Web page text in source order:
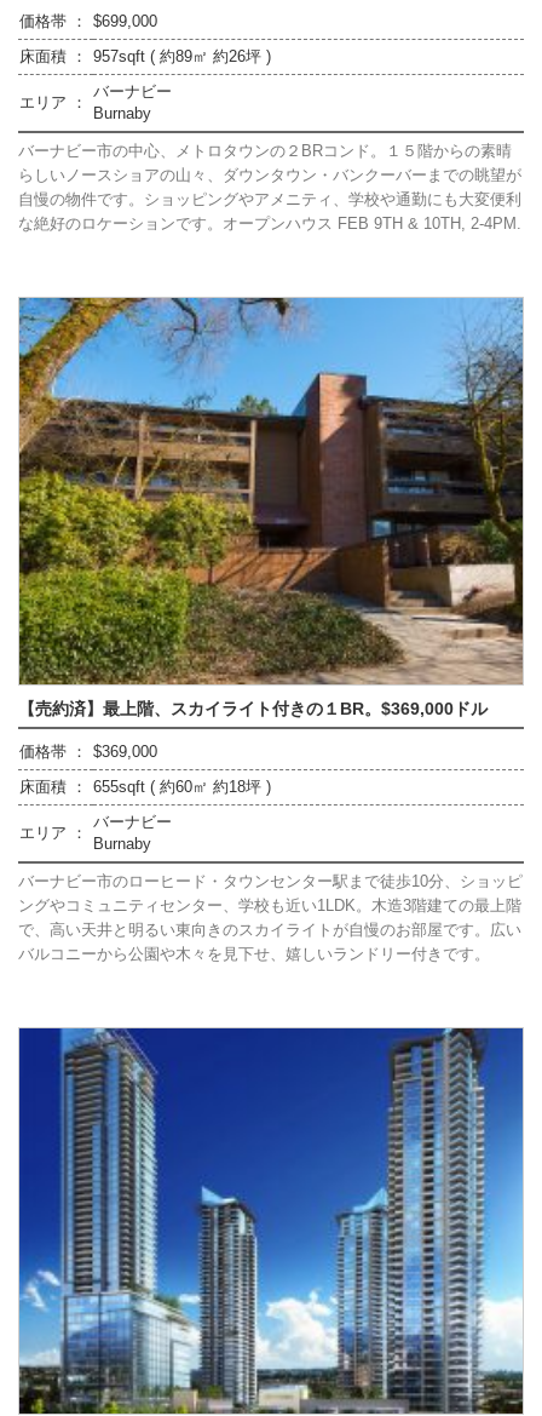
価格帯 ：
$699,000
床面積 ：
957sqft ( 約89㎡ 約26坪 )
エリア ：
バーナビー
Burnaby
バーナビー市の中心、メトロタウンの２BRコンド。１５階からの素晴
らしいノースショアの山々、ダウンタウン・バンクーバーまでの眺望が
自慢の物件です。ショッピングやアメニティ、学校や通勤にも大変便利
な絶好のロケーションです。オープンハウス FEB 9TH & 10TH, 2-4PM.
【売約済】最上階、スカイライト付きの１BR。$369,000ドル
価格帯 ：
$369,000
床面積 ：
655sqft ( 約60㎡ 約18坪 )
エリア ：
バーナビー
Burnaby
バーナビー市のローヒード・タウンセンター駅まで徒歩10分、ショッピ
ングやコミュニティセンター、学校も近い1LDK。木造3階建ての最上階
で、高い天井と明るい東向きのスカイライトが自慢のお部屋です。広い
バルコニーから公園や木々を見下せ、嬉しいランドリー付きです。